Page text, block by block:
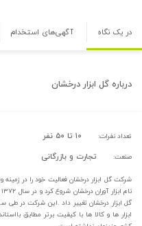
در یک نگاه آگهی‌های استخدام
درباره گل ابزار درخشان
تعداد نفرات: ۱۰ تا ۵۰ نفر
صنعت: تجارت و بازرگانی
گل ابزار درخشان تغییر داد .این شرکت در طی
ابزار ها و کالا ها با کیفیت برتر مطابق